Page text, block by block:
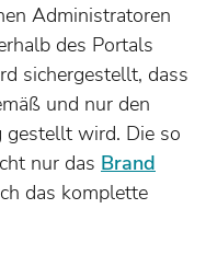
Administratoren
des Portals
sichergestellt, dass
und nur den
gestellt wird. Die so
nur das Brand
das komplette